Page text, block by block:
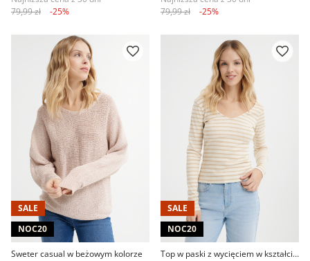
79,99 zł
-25%
79,99 zł
-25%
SALE
NOC20
Sweter casual w beżowym kolorze
SALE
NOC20
Top w paski z wycięciem w kształcie V na plecach